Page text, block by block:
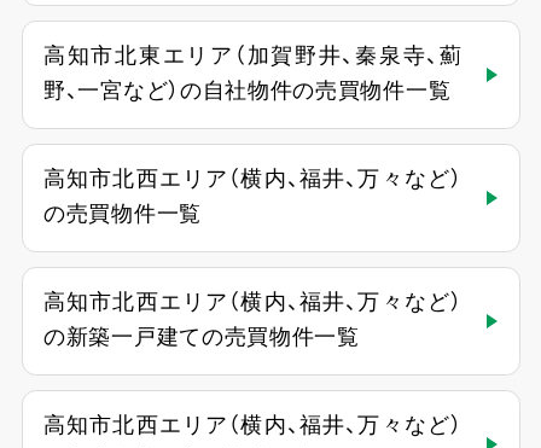
高知市北東エリア（加賀野井、秦泉寺、薊
野、一宮など）の自社物件の売買物件一覧
高知市北西エリア（横内、福井、万々など）
の売買物件一覧
高知市北西エリア（横内、福井、万々など）
の新築一戸建ての売買物件一覧
高知市北西エリア（横内、福井、万々など）